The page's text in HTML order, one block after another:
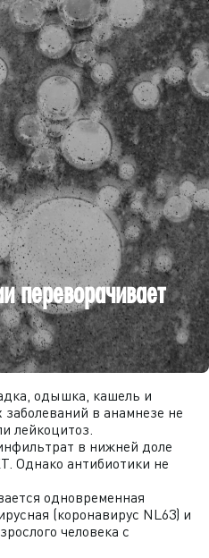
переворачивает
одышка, кашель и
в анамнезе не
лейкоцитоз.
в нижней доле
Однако антибиотики не
одновременная
(коронавирус NL63) и
человека с